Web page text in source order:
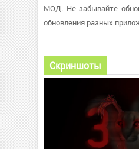
МОД. Не забывайте
обновления разных
Скриншоты